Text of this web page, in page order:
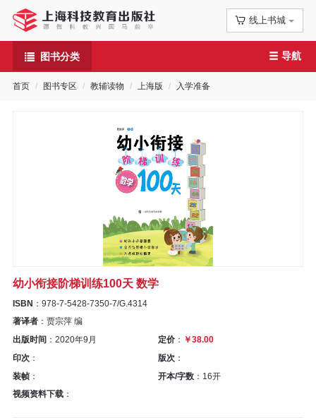
线上书城
图书分类
首
页
导航
首页 图书专区 教辅读物 上海版 入学准备
幼小衔接阶梯训练100天 数学
ISBN ：978-7-5428-7350-7/G.4314
著译者 ：贾宗萍 编
出版时间 ：2020年9月 定价： ￥38.00
印次 ： 版次：
装帧 ： 开本/字数：16开
视频资料下载 ：